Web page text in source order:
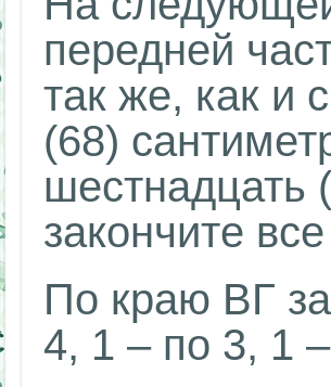
передней
так же, как и
(68)
шестнадцать
закончите
По краю ВГ
4, 1 – по 3, 1